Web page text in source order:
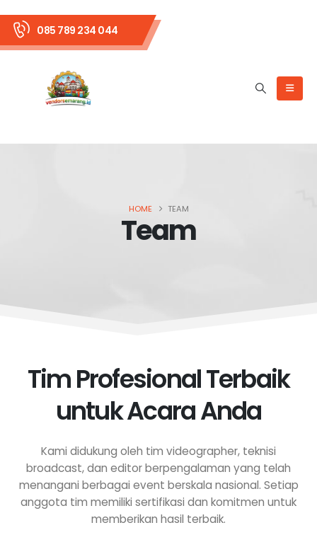
085 789 234 044
HOME TEAM
Team
Tim Profesional Terbaik
untuk Acara Anda
Kami didukung oleh tim videographer, teknisi
broadcast, dan editor berpengalaman yang telah
menangani berbagai event berskala nasional. Setiap
anggota tim memiliki sertifikasi dan komitmen untuk
memberikan hasil terbaik.